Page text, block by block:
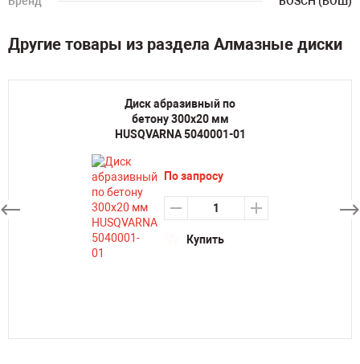
Другие товары из раздела Алмазные диски
Диск абразивный по
бетону 300х20 мм
HUSQVARNA 5040001-01
По запросу
Купить